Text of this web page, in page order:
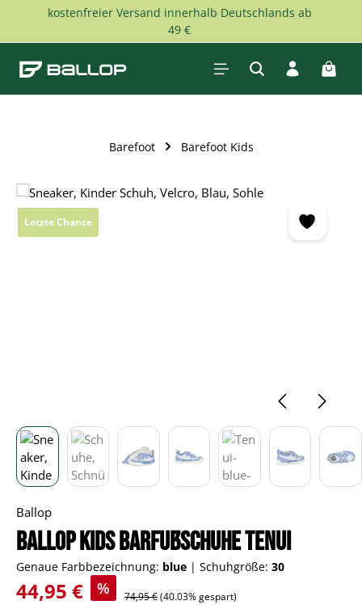
Zum Hauptinhalt springen
kostenfreier Versand innerhalb Deutschlands ab
49 €
Barefoot Barefoot Kids
Bildergalerie überspringen
Letzte Chance
Ballop
BALLOP Kids Barfußschuhe Tenui
Genaue Farbbezeichnung: blue | Schuhgröße: 30
Verkaufspreis:
44,95 € % Regulärer Preis:
74,95 €(40.03% gespart)